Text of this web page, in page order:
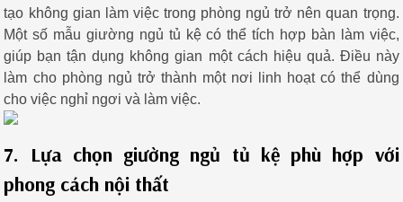
tạo không gian làm việc trong phòng ngủ trở nên quan trọng.
Một số mẫu giường ngủ tủ kệ có thể tích hợp bàn làm việc,
giúp bạn tận dụng không gian một cách hiệu quả. Điều này
làm cho phòng ngủ trở thành một nơi linh hoạt có thể dùng
cho việc nghỉ ngơi và làm việc.
7. Lựa chọn giường ngủ tủ kệ phù hợp với
phong cách nội thất